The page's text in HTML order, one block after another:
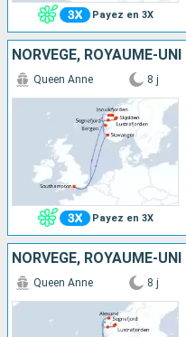
Payez en 3X
NORVÈGE, ROYAUME-UNI
Payez en 3X
Queen Anne 8 j
NORVÈGE, ROYAUME-UNI
Queen Anne 8 j